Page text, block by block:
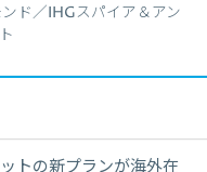
ド／IHGスパイア＆アン
トの新プランが海外在